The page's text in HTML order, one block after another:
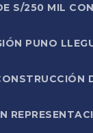
S/250 MIL
PUNO